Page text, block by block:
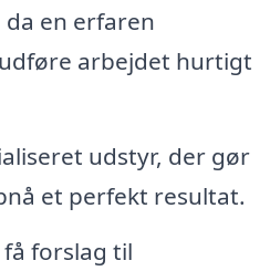
da en erfaren
arbejdet hurtigt
udstyr, der gør
et perfekt resultat.
forslag til